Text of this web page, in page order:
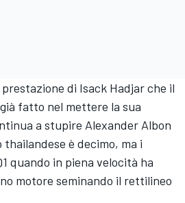
di Isack Hadjar che il
fatto nel mettere la sua
a stupire Alexander Albon
thailandese è decimo, ma i
quando in piena velocità ha
motore seminando il rettilineo